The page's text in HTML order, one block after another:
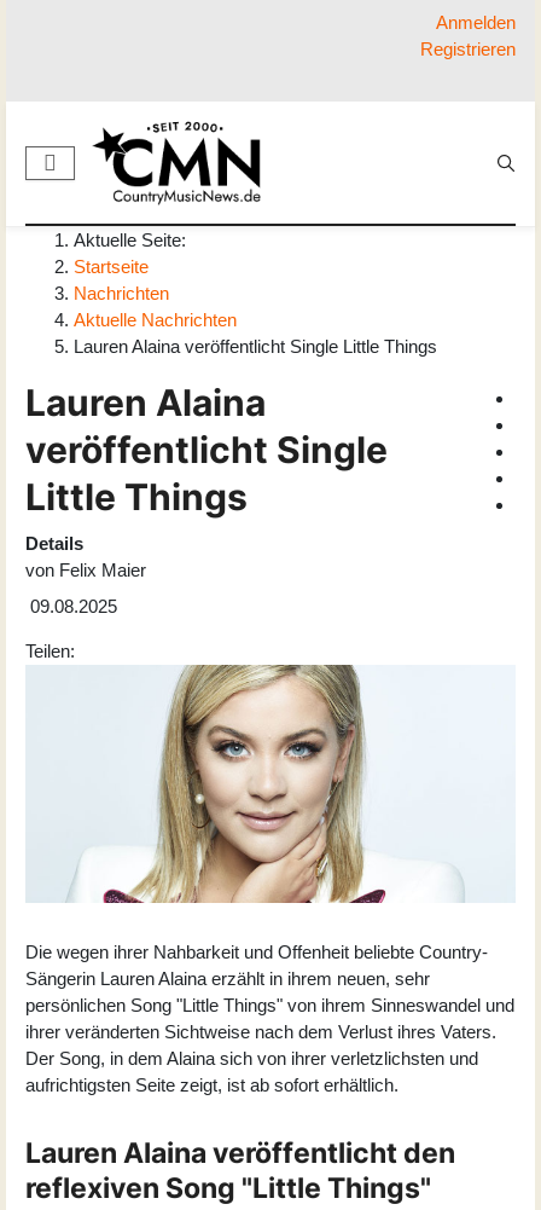
Anmelden
Registrieren
Aktuelle Seite:
Startseite
Nachrichten
Aktuelle Nachrichten
Lauren Alaina veröffentlicht Single Little Things
Lauren Alaina
veröffentlicht Single
Little Things
Details
von Felix Maier
09.08.2025
Teilen:
Die wegen ihrer Nahbarkeit und Offenheit beliebte Country-
Sängerin Lauren Alaina erzählt in ihrem neuen, sehr
persönlichen Song "Little Things" von ihrem Sinneswandel und
ihrer veränderten Sichtweise nach dem Verlust ihres Vaters.
Der Song, in dem Alaina sich von ihrer verletzlichsten und
aufrichtigsten Seite zeigt, ist ab sofort erhältlich.
Lauren Alaina veröffentlicht den
reflexiven Song "Little Things"